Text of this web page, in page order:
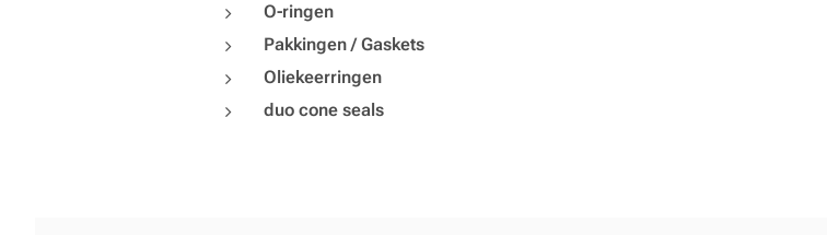
O-ringen
Pakkingen / Gaskets
Oliekeerringen
duo cone seals